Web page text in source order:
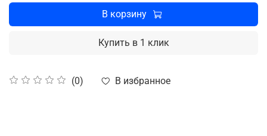
(0) В избранное
В корзину
Купить в 1 клик